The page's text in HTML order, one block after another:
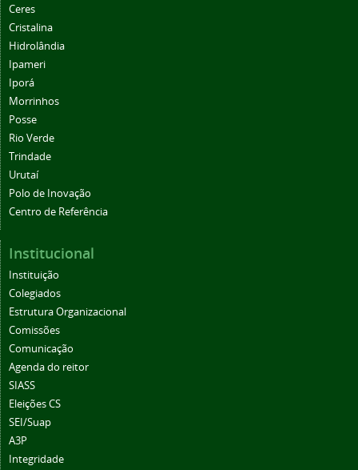
Ceres
Cristalina
Hidrolândia
Ipameri
Iporá
Morrinhos
Posse
Rio Verde
Trindade
Urutaí
Polo de Inovação
Centro de Referência
Institucional
Instituição
Colegiados
Estrutura Organizacional
Comissões
Comunicação
Agenda do reitor
SIASS
Eleições CS
SEI/Suap
A3P
Integridade